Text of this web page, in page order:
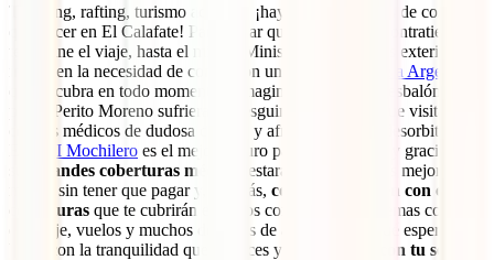
Trekking, rafting, turismo activo… ¡hay tantas opciones de cosas
que hacer en El Calafate! Para evitar que un pequeño contratiempo
te arruine el viaje, hasta el mismo Ministerio de Asuntos exteriores
insiste en la necesidad de contar con un
seguro de viaje a Argentina
que te cubra en todo momento. ¿Imaginas que por un resbalón tonto
por el Perito Moreno sufrieras un esguince y tuvieras que visitar
centros médicos de dudosa calidad y afrontar facturas desorbitadas?
IATI Mochilero es el mejor seguro para este destino y gracias a
grandes coberturas médicas
estarás siempre en las mejores
manos sin tener que pagar y, además, contarás también con otras
coberturas que te cubrirán en casos como robo, problemas con tu
equipaje, vuelos y muchos deportes de aventura. ¿A qué esperas?
Viaja con la tranquilidad que mereces y
hazte ahora con tu seguro